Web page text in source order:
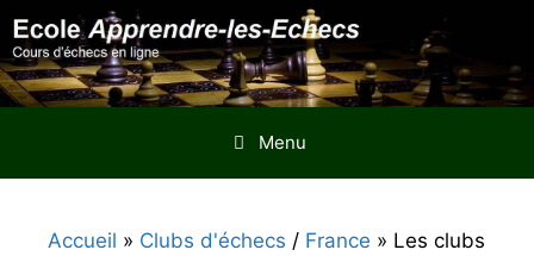
Aller
au
contenu
Menu
Accueil » Clubs d'échecs / France » Les clubs